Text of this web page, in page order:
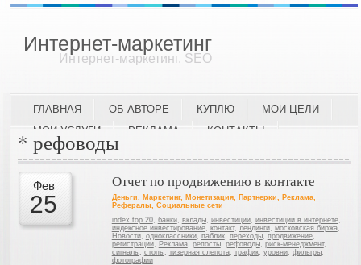
Интернет-маркетинг
Интернет-маркетинг, SEO
ГЛАВНАЯ ОБ АВТОРЕ КУПЛЮ
МОИ ЦЕЛИ
МОИ УСЛУГИ
РЕКЛАМА КОНТАКТЫ
* рефоводы
Фев
25
Отчет по продвижению в контакте
Деньги, Маркетинг, Монетизация, Партнерки, Реклама,
Рефералы, Социальные сети
index top 20, банки, вклады, инвестиции, инвестиции в интернете,
индексное инвестирование, контакт, лендинги, московская биржа,
Новости, одноклассники, паблик, переходы, продвижение,
регистрации, Реклама, репосты, рефоводы, риск-менеджмент,
сигналы, стопы, тизерная слепота, трафик, уровни, фильтры,
фотографии